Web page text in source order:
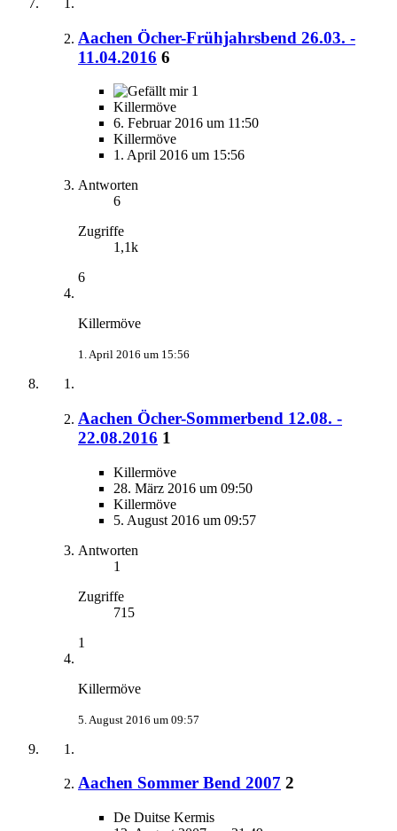
Aachen Öcher-Frühjahrsbend 26.03. -
11.04.2016 6
1
Killermöve
6. Februar 2016 um 11:50
Killermöve
1. April 2016 um 15:56
Antworten
6
Zugriffe
1,1k
6
Killermöve
1. April 2016 um 15:56
Aachen Öcher-Sommerbend 12.08. -
22.08.2016 1
Killermöve
28. März 2016 um 09:50
Killermöve
5. August 2016 um 09:57
Antworten
1
Zugriffe
715
1
Killermöve
5. August 2016 um 09:57
Aachen Sommer Bend 2007 2
De Duitse Kermis